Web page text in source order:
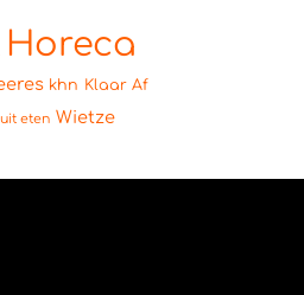
Horeca
khn Klaar Af
uit eten Wietze